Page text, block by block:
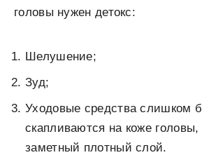
головы нужен детокс:
Шелушение;
Зуд;
Уходовые средства слишком
скапливаются на коже головы,
заметный плотный слой.